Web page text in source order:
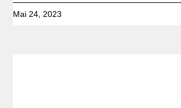
Mai 24, 2023